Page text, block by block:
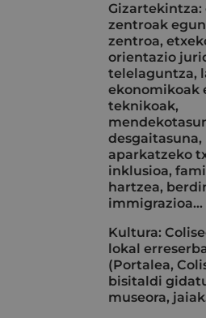
Gizartekintza:
zentroak
zentroa,
orientazio
telelaguntza,
ekonomikoak
teknikoak,
desgaitasuna,
aparkatzeko
inklusioa,
hartzea,
immigrazioa...
Kultura:
lokal
(Portalea,
bisitaldi
museora,